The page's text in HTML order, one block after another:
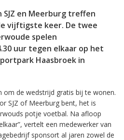
en Meerburg treffen
vijftigste keer. De twee
spelen
uur tegen elkaar op het
Haasbroek in
om de wedstrijd gratis bij te wonen.
SJZ of Meerburg bent, het is
potje voetbal. Na afloop
vertelt een medewerker van
sponsort al jaren zowel de